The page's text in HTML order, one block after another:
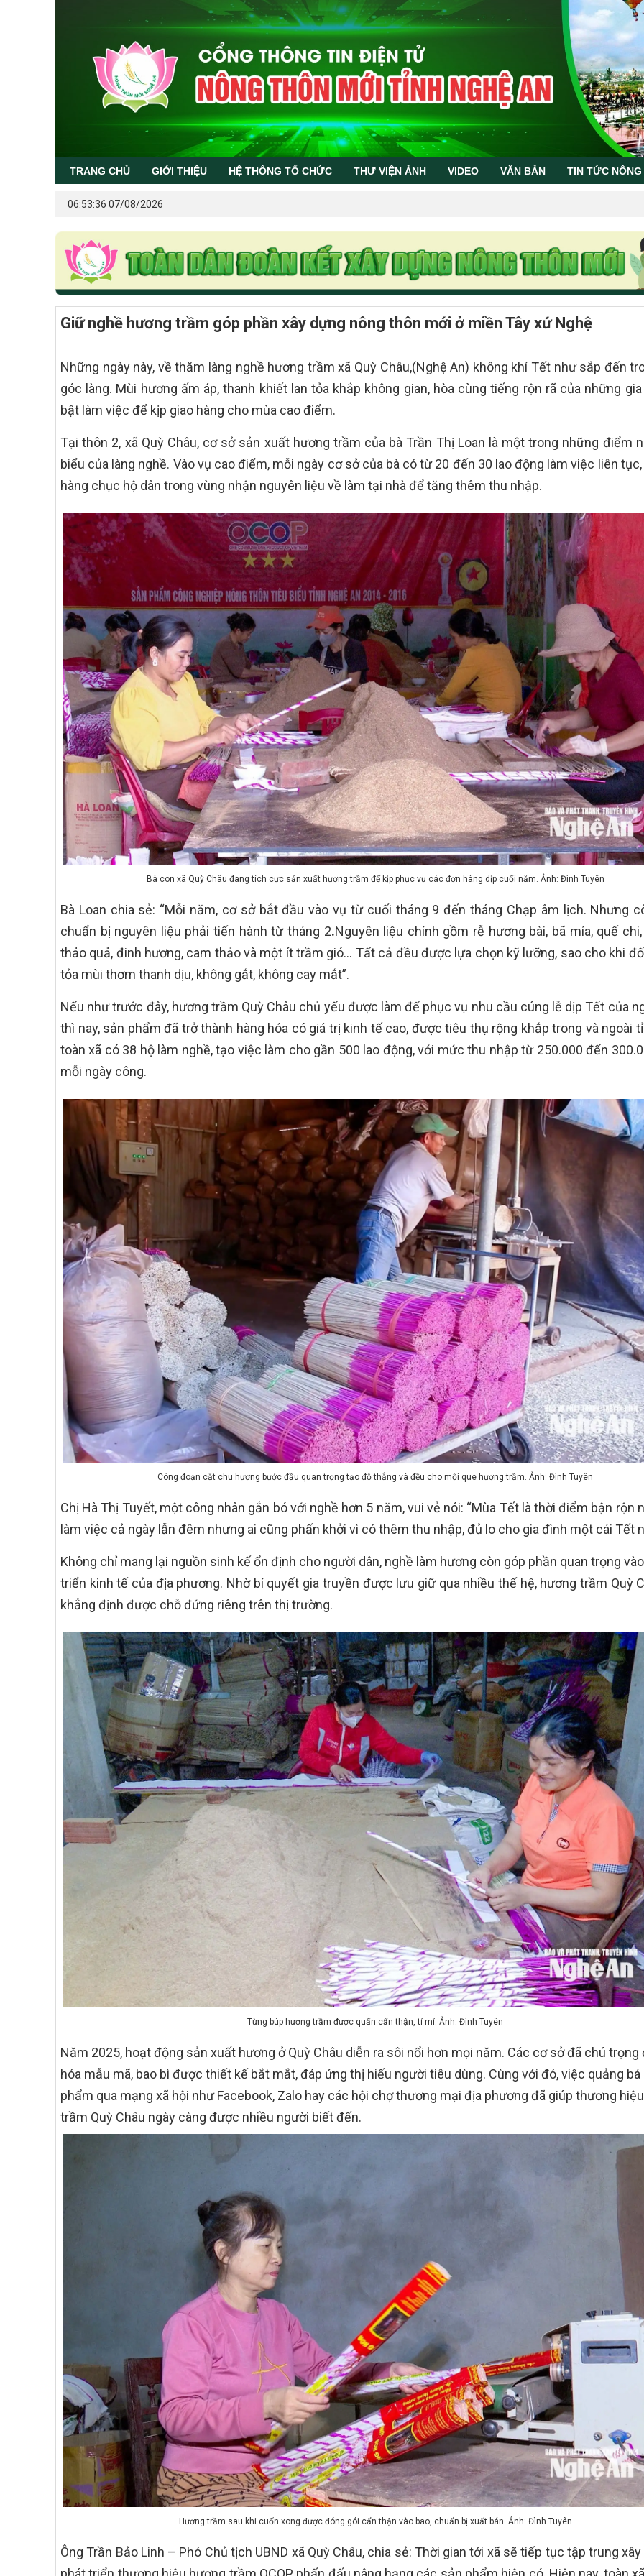
TRANG CHỦ GIỚI THIỆU HỆ THỐNG TỔ CHỨC THƯ VIỆN ẢNH VIDEO VĂN BẢN TIN TỨC
06:53:36 07/08/2026
Giữ nghề hương trầm góp phần xây dựng nông thôn mới ở miền Tây xứ Nghệ
Những ngày này, về thăm làng nghề hương trầm xã Quỳ Châu,(Nghệ An) không khí Tết như sắp đến
góc làng. Mùi hương ấm áp, thanh khiết lan tỏa khắp không gian, hòa cùng tiếng rộn rã của những
bật làm việc để kịp giao hàng cho mùa cao điểm.
Tại thôn 2, xã Quỳ Châu, cơ sở sản xuất hương trầm của bà Trần Thị Loan là một trong những điểm
biểu của làng nghề. Vào vụ cao điểm, mỗi ngày cơ sở của bà có từ 20 đến 30 lao động làm việc liên
hàng chục hộ dân trong vùng nhận nguyên liệu về làm tại nhà để tăng thêm thu nhập.
Bà con xã Quỳ Châu đang tích cực sản xuất hương trầm để kịp phục vụ các đơn hàng dịp cuối năm. Ảnh: Đình Tuyên
Bà Loan chia sẻ: “Mỗi năm, cơ sở bắt đầu vào vụ từ cuối tháng 9 đến tháng Chạp âm lịch. Nhưng
chuẩn bị nguyên liệu phải tiến hành từ tháng 2.Nguyên liệu chính gồm rễ hương bài, bã mía, quế
thảo quả, đinh hương, cam thảo và một ít trầm gió… Tất cả đều được lựa chọn kỹ lưỡng, sao cho khi
tỏa mùi thơm thanh dịu, không gắt, không cay mắt”.
Nếu như trước đây, hương trầm Quỳ Châu chủ yếu được làm để phục vụ nhu cầu cúng lễ dịp Tết của
thì nay, sản phẩm đã trở thành hàng hóa có giá trị kinh tế cao, được tiêu thụ rộng khắp trong và ngoài
toàn xã có 38 hộ làm nghề, tạo việc làm cho gần 500 lao động, với mức thu nhập từ 250.000 đến
mỗi ngày công.
Công đoạn cắt chu hương bước đầu quan trọng tạo độ thẳng và đều cho mỗi que hương trầm. Ảnh: Đình Tuyên
Chị Hà Thị Tuyết, một công nhân gắn bó với nghề hơn 5 năm, vui vẻ nói: “Mùa Tết là thời điểm bận rộn
làm việc cả ngày lẫn đêm nhưng ai cũng phấn khởi vì có thêm thu nhập, đủ lo cho gia đình một cái Tết
Không chỉ mang lại nguồn sinh kế ổn định cho người dân, nghề làm hương còn góp phần quan trọng
triển kinh tế của địa phương. Nhờ bí quyết gia truyền được lưu giữ qua nhiều thế hệ, hương trầm Quỳ
khẳng định được chỗ đứng riêng trên thị trường.
Từng búp hương trầm được quấn cẩn thận, tỉ mỉ. Ảnh: Đình Tuyên
Năm 2025, hoạt động sản xuất hương ở Quỳ Châu diễn ra sôi nổi hơn mọi năm. Các cơ sở đã chú trọng
hóa mẫu mã, bao bì được thiết kế bắt mắt, đáp ứng thị hiếu người tiêu dùng. Cùng với đó, việc quảng bá
phẩm qua mạng xã hội như Facebook, Zalo hay các hội chợ thương mại địa phương đã giúp thương
trầm Quỳ Châu ngày càng được nhiều người biết đến.
Hương trầm sau khi cuốn xong được đóng gói cẩn thận vào bao, chuẩn bị xuất bán. Ảnh: Đình Tuyên
Ông Trần Bảo Linh – Phó Chủ tịch UBND xã Quỳ Châu, chia sẻ: Thời gian tới xã sẽ tiếp tục tập trung